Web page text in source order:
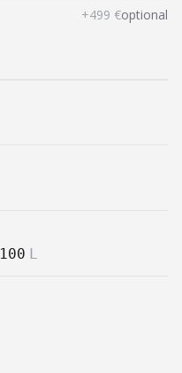
+499 €optional
100 L